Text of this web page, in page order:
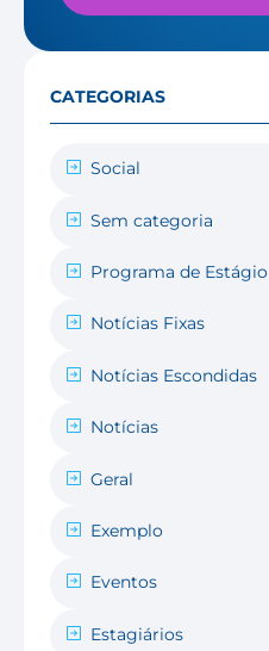
CATEGORIAS
Social
Sem categoria
Programa de Estágio
Notícias Fixas
Notícias Escondidas
Notícias
Geral
Exemplo
Eventos
Estagiários